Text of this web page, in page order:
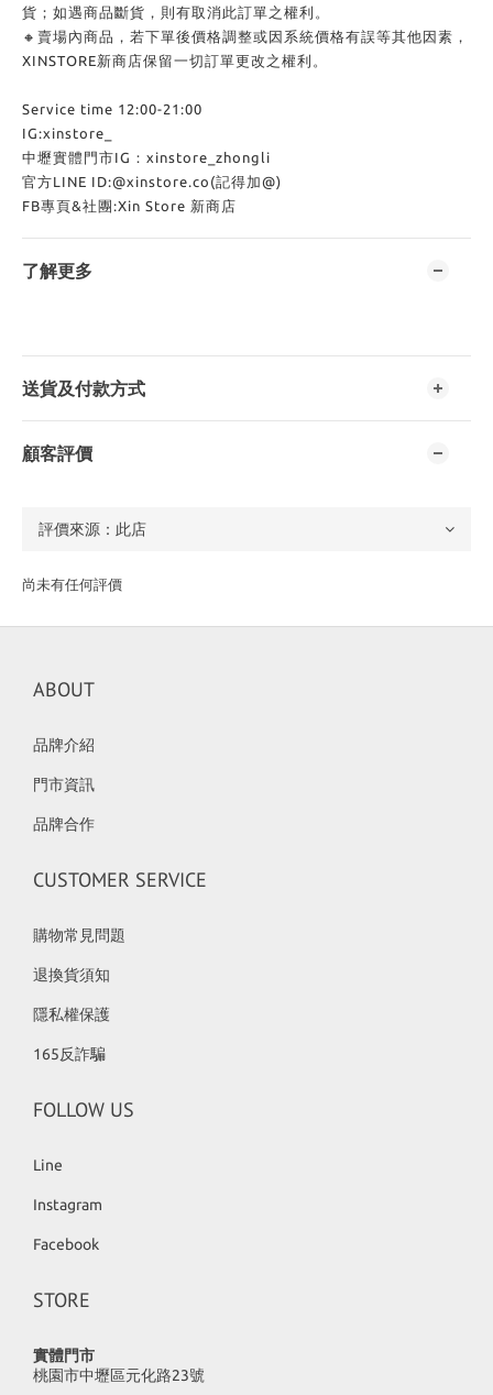
貨；如遇商品斷貨，則有取消此訂單之權利。
🔸賣場內商品，若下單後價格調整或因系統價格有誤等其他因素，
XINSTORE新商店保留一切訂單更改之權利。
Service time 12:00-21:00
IG:xinstore_
中壢實體門市IG：xinstore_zhongli
官方LINE ID:@xinstore.co(記得加@)
FB專頁&社團:Xin Store 新商店
了解更多
送貨及付款方式
顧客評價
尚未有任何評價
ABOUT
品牌介紹
門市資訊
品牌合作
CUSTOMER SERVICE
購物常見問題
退換貨須知
隱私權保護
165反詐騙
FOLLOW US
Line
Instagram
Facebook
STORE
實體門市
桃園市中壢區元化路23號